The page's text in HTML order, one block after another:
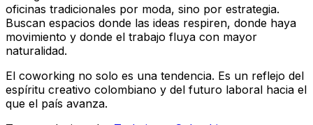
oficinas tradicionales por moda, sino por estrategia.
Buscan espacios donde las ideas respiren, donde haya
movimiento y donde el trabajo fluya con mayor
naturalidad.
El coworking no solo es una tendencia. Es un reflejo del
espíritu creativo colombiano y del futuro laboral hacia el
que el país avanza.